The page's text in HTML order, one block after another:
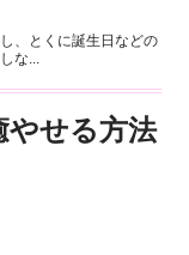
、とくに誕生日などの
な...
やせる方法